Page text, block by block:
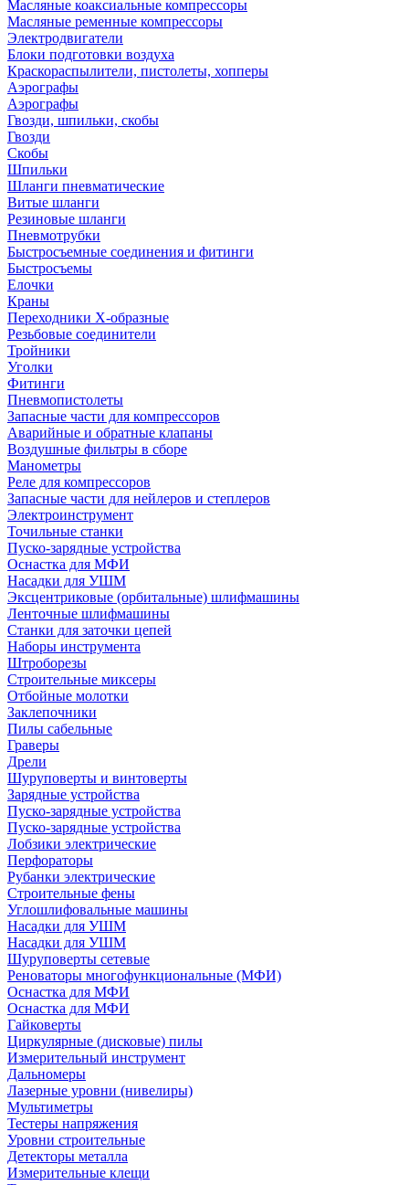
Масляные коаксиальные компрессоры
Масляные ременные компрессоры
Электродвигатели
Блоки подготовки воздуха
Краскораспылители, пистолеты, хопперы
Аэрографы
Аэрографы
Гвозди, шпильки, скобы
Гвозди
Скобы
Шпильки
Шланги пневматические
Витые шланги
Резиновые шланги
Пневмотрубки
Быстросъемные соединения и фитинги
Быстросъемы
Елочки
Краны
Переходники Х-образные
Резьбовые соединители
Тройники
Уголки
Фитинги
Пневмопистолеты
Запасные части для компрессоров
Аварийные и обратные клапаны
Воздушные фильтры в сборе
Манометры
Реле для компрессоров
Запасные части для нейлеров и степлеров
Электроинструмент
Точильные станки
Пуско-зарядные устройства
Оснастка для МФИ
Насадки для УШМ
Эксцентриковые (орбитальные) шлифмашины
Ленточные шлифмашины
Станки для заточки цепей
Наборы инструмента
Штроборезы
Строительные миксеры
Отбойные молотки
Заклепочники
Пилы сабельные
Граверы
Дрели
Шуруповерты и винтоверты
Зарядные устройства
Пуско-зарядные устройства
Пуско-зарядные устройства
Лобзики электрические
Перфораторы
Рубанки электрические
Строительные фены
Углошлифовальные машины
Насадки для УШМ
Насадки для УШМ
Шуруповерты сетевые
Реноваторы многофункциональные (МФИ)
Оснастка для МФИ
Оснастка для МФИ
Гайковерты
Циркулярные (дисковые) пилы
Измерительный инструмент
Дальномеры
Лазерные уровни (нивелиры)
Мультиметры
Тестеры напряжения
Уровни строительные
Детекторы металла
Измерительные клещи